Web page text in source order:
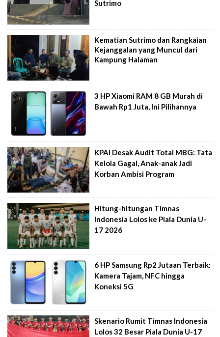
Sutrimo
Kematian Sutrimo dan Rangkaian
Kejanggalan yang Muncul dari
Kampung Halaman
3 HP Xiaomi RAM 8 GB Murah di
Bawah Rp1 Juta, Ini Pilihannya
KPAI Desak Audit Total MBG: Tata
Kelola Gagal, Anak-anak Jadi
Korban Ambisi Program
Hitung-hitungan Timnas
Indonesia Lolos ke Piala Dunia U-
17 2026
6 HP Samsung Rp2 Jutaan Terbaik:
Kamera Tajam, NFC hingga
Koneksi 5G
Skenario Rumit Timnas Indonesia
Lolos 32 Besar Piala Dunia U-17